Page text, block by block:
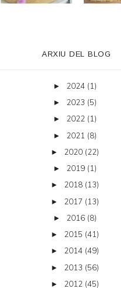
ARXIU DEL BLOG
► 2024 (1)
► 2023 (5)
► 2022 (1)
► 2021 (8)
► 2020 (22)
► 2019 (1)
► 2018 (13)
► 2017 (13)
► 2016 (8)
► 2015 (41)
► 2014 (49)
► 2013 (56)
► 2012 (45)